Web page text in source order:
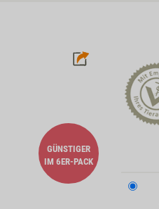
GÜNSTIGER
IM 6ER-PACK